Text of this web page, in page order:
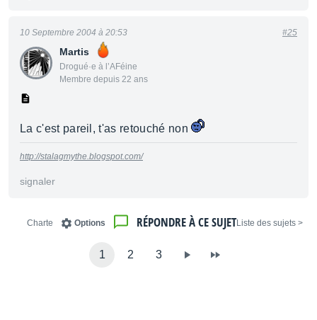
Martis
Drogué·e à l’AFéine
Membre depuis 22 ans
10 Septembre 2004 à 20:53 #25
La c'est pareil, t'as retouché non
http://stalagmythe.blogspot.com/
signaler
< Liste des sujets
RÉPONDRE À CE SUJET
Options
Charte
1 2 3